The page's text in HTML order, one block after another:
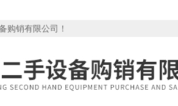
购销有限公司！